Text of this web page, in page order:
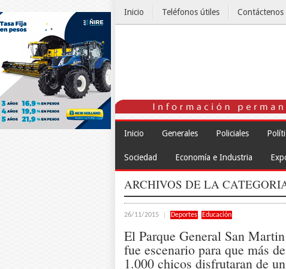
Inicio Teléfonos útiles Contáctenos
Inicio Generales Policiales
Sociedad Economía e Industria
ARCHIVOS DE LA
26/11/2015 Deportes, Educación
El Parque General San Martin
fue escenario para que más de
1.000 chicos disfrutaran de un